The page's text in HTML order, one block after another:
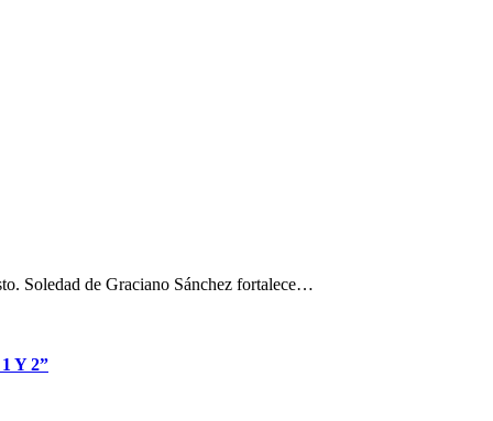
Soledad de Graciano Sánchez fortalece…
Y 2”